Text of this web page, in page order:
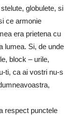
globulete, si
ce armonie
era prietena cu
lumea. Si, de unde
block – urile,
ti, ca ai vostri nu-s
respect punctele